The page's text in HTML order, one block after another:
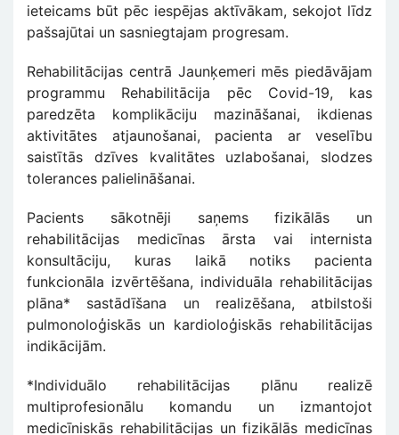
ieteicams būt pēc iespējas aktīvākam, sekojot līdz
pašsajūtai un sasniegtajam progresam.
Rehabilitācijas centrā Jaunķemeri mēs piedāvājam
programmu Rehabilitācija pēc Covid-19, kas
paredzēta komplikāciju mazināšanai, ikdienas
aktivitātes atjaunošanai, pacienta ar veselību
saistītās dzīves kvalitātes uzlabošanai, slodzes
tolerances palielināšanai.
Pacients sākotnēji saņems fizikālās un
rehabilitācijas medicīnas ārsta vai internista
konsultāciju, kuras laikā notiks pacienta
funkcionāla izvērtēšana, individuāla rehabilitācijas
plāna* sastādīšana un realizēšana, atbilstoši
pulmonoloģiskās un kardioloģiskās rehabilitācijas
indikācijām.
*Individuālo rehabilitācijas plānu realizē
multiprofesionālu komandu un izmantojot
medicīniskās rehabilitācijas un fizikālās medicīnas